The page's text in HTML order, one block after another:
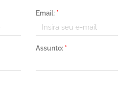
Email: *
Assunto: *